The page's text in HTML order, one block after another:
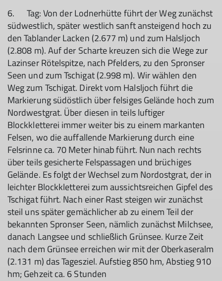
6. Tag: Von der Lodnerhütte führt der Weg zunächst
südwestlich, später westlich sanft ansteigend hoch zu
den Tablander Lacken (2.677 m) und zum Halsljoch
(2.808 m). Auf der Scharte kreuzen sich die Wege zur
Lazinser Rötelspitze, nach Pfelders, zu den Spronser
Seen und zum Tschigat (2.998 m). Wir wählen den
Weg zum Tschigat. Direkt vom Halsljoch führt die
Markierung südöstlich über felsiges Gelände hoch zum
Nordwestgrat. Über diesen in teils luftiger
Blockkletterei immer weiter bis zu einem markanten
Felsen, wo die auffallende Markierung durch eine
Felsrinne ca. 70 Meter hinab führt. Nun nach rechts
über teils gesicherte Felspassagen und brüchiges
Gelände. Es folgt der Wechsel zum Nordostgrat, der in
leichter Blockkletterei zum aussichtsreichen Gipfel des
Tschigat führt. Nach einer Rast steigen wir zunächst
steil uns später gemächlicher ab zu einem Teil der
bekannten Spronser Seen, nämlich zunächst Milchsee,
danach Langsee und schließlich Grünsee. Kurze Zeit
nach dem Grünsee erreichen wir mit der Oberkaseralm
(2.131 m) das Tagesziel. Aufstieg 850 hm, Abstieg 910
hm; Gehzeit ca. 6 Stunden